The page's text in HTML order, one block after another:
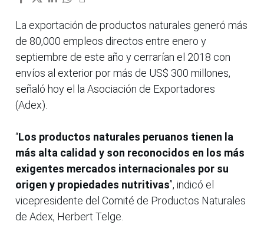
La exportación de productos naturales generó más
de 80,000 empleos directos entre enero y
septiembre de este año y cerrarían el 2018 con
envíos al exterior por más de US$ 300 millones,
señaló hoy el la Asociación de Exportadores
(Adex).
“Los productos naturales peruanos tienen la
más alta calidad y son reconocidos en los más
exigentes mercados internacionales por su
origen y propiedades nutritivas”, indicó el
vicepresidente del Comité de Productos Naturales
de Adex, Herbert Telge.